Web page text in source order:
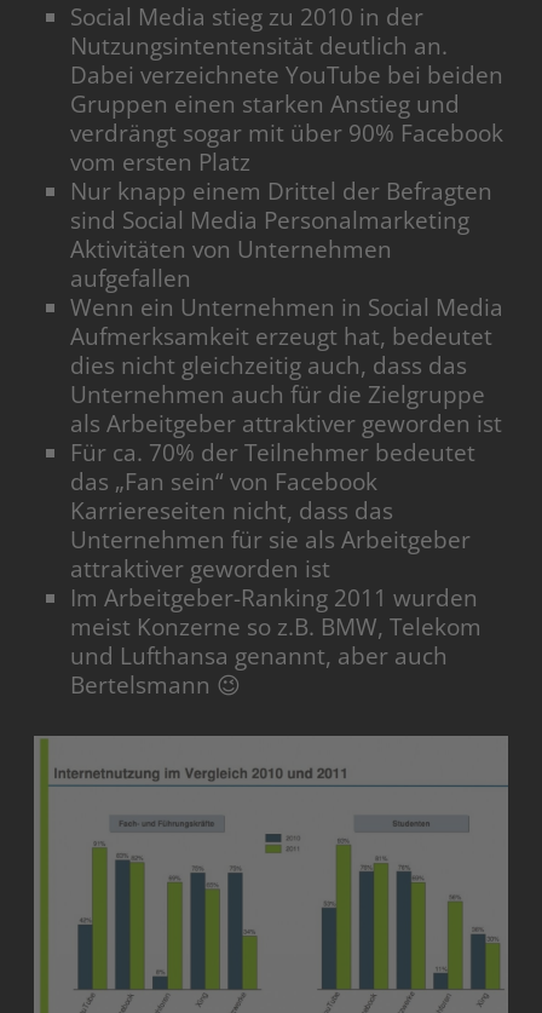
Social Media stieg zu 2010 in der
Nutzungsintentensität deutlich an.
Dabei verzeichnete YouTube bei beiden
Gruppen einen starken Anstieg und
verdrängt sogar mit über 90% Facebook
vom ersten Platz
Nur knapp einem Drittel der Befragten
sind Social Media Personalmarketing
Aktivitäten von Unternehmen
aufgefallen
Wenn ein Unternehmen in Social Media
Aufmerksamkeit erzeugt hat, bedeutet
dies nicht gleichzeitig auch, dass das
Unternehmen auch für die Zielgruppe
als Arbeitgeber attraktiver geworden ist
Für ca. 70% der Teilnehmer bedeutet
das „Fan sein“ von Facebook
Karriereseiten nicht, dass das
Unternehmen für sie als Arbeitgeber
attraktiver geworden ist
Im Arbeitgeber-Ranking 2011 wurden
meist Konzerne so z.B. BMW, Telekom
und Lufthansa genannt, aber auch
Bertelsmann 😉